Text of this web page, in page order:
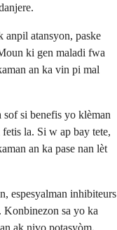
anpil atansyon, paske
ki gen maladi fwa
an ka vin pi mal
sof si benefis yo klèman
la. Si w ap bay tete,
an ka pase nan lèt
espesyalman inhibiteurs
sa yo ka
ak nivo potasyòm.